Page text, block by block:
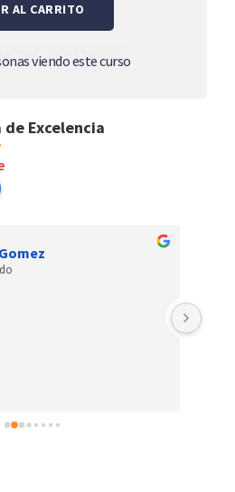
AL CARRITO
viendo este curso
de Excelencia